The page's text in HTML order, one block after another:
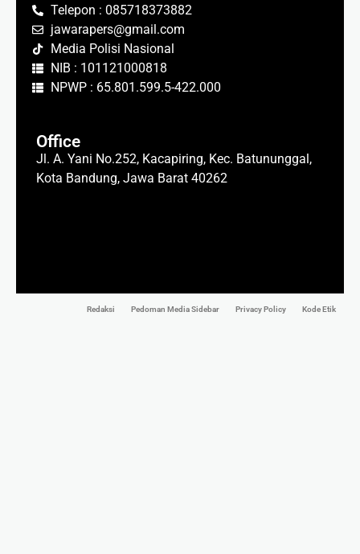
Telepon : 085718373882
jawarapers@gmail.com
Media Polisi Nasional
NIB : 101121000818
NPWP : 65.801.599.5-422.000
Office
Jl. A. Yani No.252, Kacapiring, Kec. Batununggal,
Kota Bandung, Jawa Barat 40262
Redaksi Pedoman Media Sidebar Privacy Policy Kode Etik